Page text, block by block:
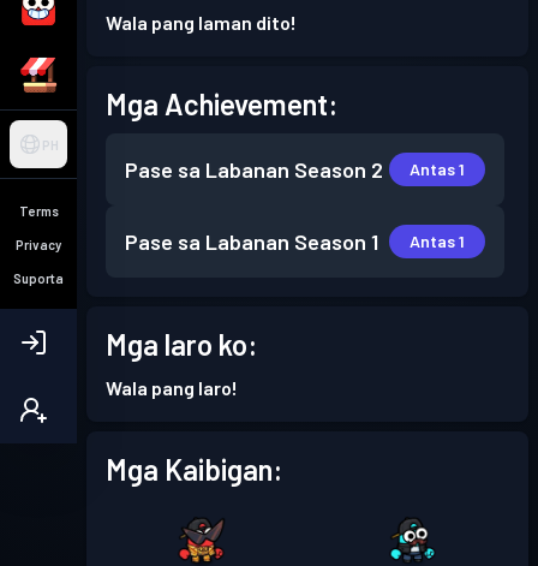
PH
Terms
Privacy
Suporta
Wala pang laman dito!
Mga Achievement:
Pase sa Labanan Season 2 Antas 1
Pase sa Labanan Season 1 Antas 1
Mga laro ko:
Wala pang laro!
Mga Kaibigan: